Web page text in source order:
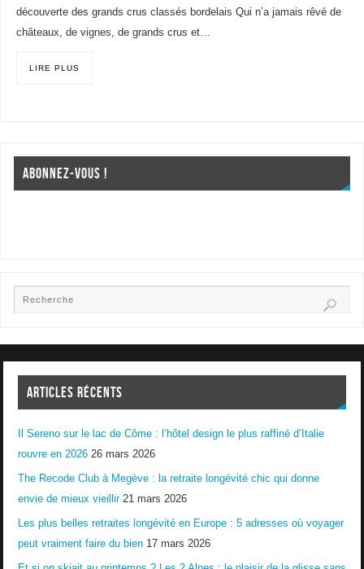
découverte des grands crus classés bordelais Qui n’a jamais rêvé de
châteaux, de vignes, de grands crus et…
LIRE PLUS
ABONNEZ-VOUS !
ARTICLES RÉCENTS
Il Sereno sur le lac de Côme : l’hôtel design le plus raffiné d’Italie
rouvre en 2026 26 mars 2026
The Recode Club à Megève : la retraite longévité chic qui donne
envie de mieux vieillir 21 mars 2026
Les plus belles retraites longévité en Europe : 5 adresses où voyager
peut vraiment faire du bien 17 mars 2026